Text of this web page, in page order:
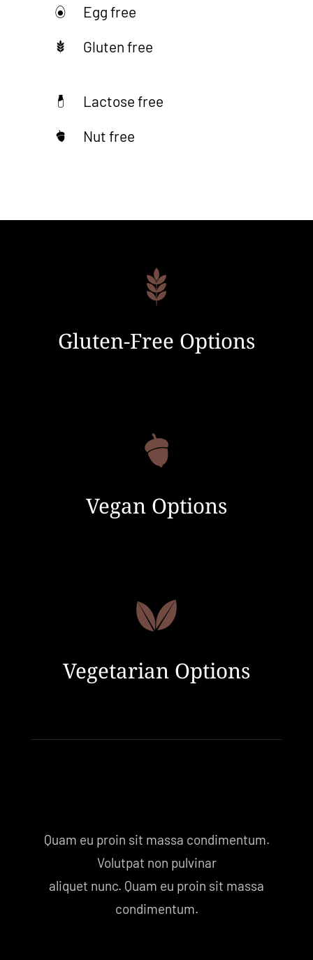
Egg free
Gluten free
Lactose free
Nut free
Gluten-Free Options
Vegan Options
Vegetarian Options
Quam eu proin sit massa condimentum.
Volutpat non pulvinar
aliquet nunc. Quam eu proin sit massa
condimentum.